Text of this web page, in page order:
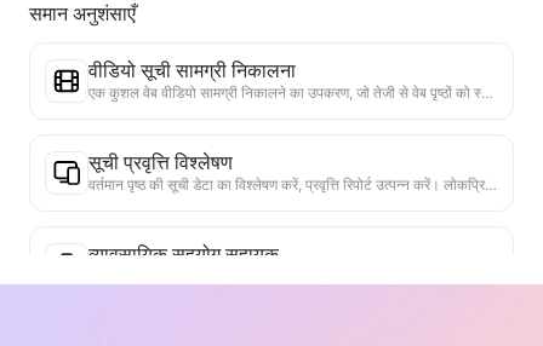
समान अनुशंसाएँ
वीडियो सूची सामग्री निकालना
एक कुशल वेब वीडियो सामग्री निकालने का उपकरण, जो तेजी से वेब पृष्ठों को स्कैन कर सकता है और वीडियो जानकारी को संरचित Markdown तालिका में व्यवस्थित कर सकता है।
सूची प्रवृत्ति विश्लेषण
वर्तमान पृष्ठ की सूची डेटा का विश्लेषण करें, प्रवृत्ति रिपोर्ट उत्पन्न करें। लोकप्रिय श्रेणियों, तेजी से बढ़ते उत्पाद प्रकारों और उभरती तकनीकों की पहचान करें। तात्कालिक बाजार अंतर्दृष्टि प्रदान करें, ताकि आप नवीनतम उत्पाद प्रवृत्तियों और बाजार के रुझानों को समझ सकें।
व्यावसायिक सहयोग सहायक